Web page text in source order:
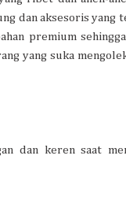
dan aksesoris yang
premium
yang suka
dan keren saat